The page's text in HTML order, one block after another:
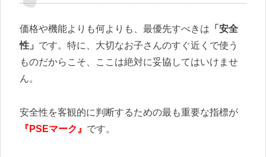
価格や機能よりも何よりも、最優先すべきは 「安全
性」 です。特に、大切なお子さんのすぐ近くで使う
ものだからこそ、ここは絶対に妥協してはいけませ
ん。
安全性を客観的に判断するための最も重要な指標が
『PSEマーク』 です。